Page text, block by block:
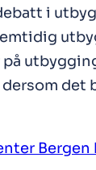
i
det
Bergen